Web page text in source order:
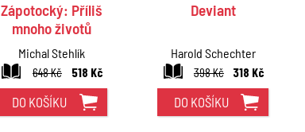
Zápotocký: Příliš
mnoho životů
Michal Stehlík
648 Kč
518 Kč
DO KOŠÍKU
Deviant
Harold Schechter
398 Kč
318 Kč
DO KOŠÍKU